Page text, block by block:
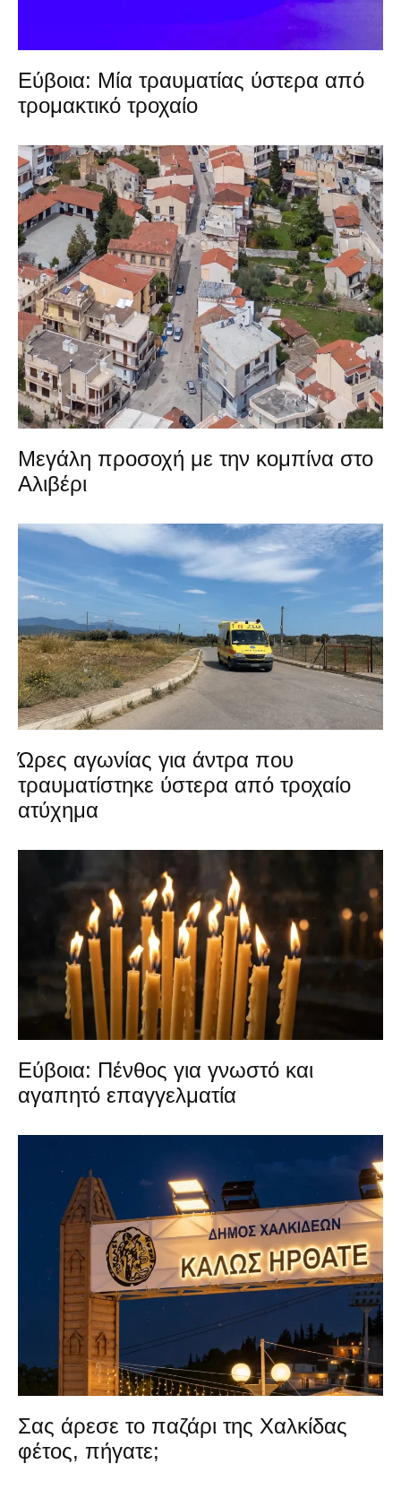
Εύβοια: Μία τραυματίας ύστερα από
τρομακτικό τροχαίο
Μεγάλη προσοχή με την κομπίνα στο
Αλιβέρι
Ώρες αγωνίας για άντρα που
τραυματίστηκε ύστερα από τροχαίο
ατύχημα
Εύβοια: Πένθος για γνωστό και
αγαπητό επαγγελματία
Σας άρεσε το παζάρι της Χαλκίδας
φέτος, πήγατε;